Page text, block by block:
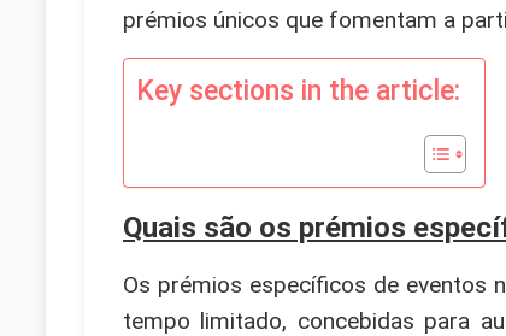
prémios únicos que fomentam a
Key sections in the article:
Quais são os prémios
Os prémios específicos de eventos
tempo limitado, concebidas para